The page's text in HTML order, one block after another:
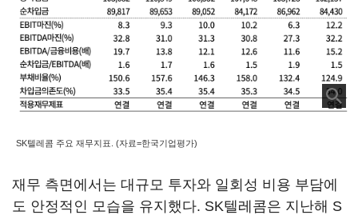
SK텔레콤 주요 재무지표. (자료=한국기업평가)
재무 측면에서는 대규모 투자와 일회성 비용 부담에
도 안정적인 모습을 유지했다. SK텔레콤은 지난해 S